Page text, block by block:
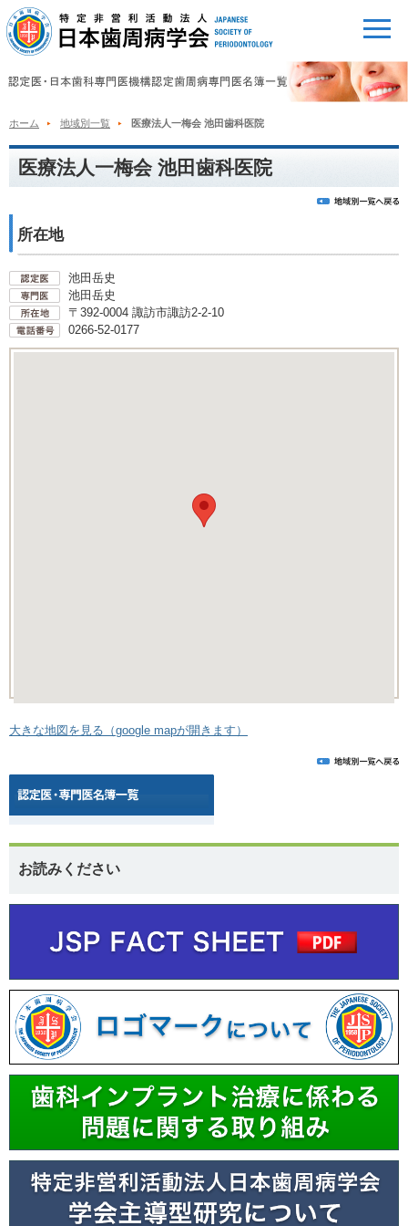
ホーム 地域別一覧 医療法人一梅会 池田歯科医院
医療法人一梅会 池田歯科医院
所在地
池田岳史
池田岳史
〒392-0004 諏訪市諏訪2-2-10
0266-52-0177
大きな地図を見る（google mapが開きます）
お読みください